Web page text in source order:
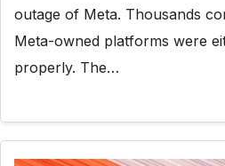
outage of Meta. Thousands
Meta-owned platforms were
properly. The…